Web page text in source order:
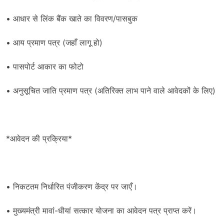
• आधार से लिंक बैंक खाते का विवरण/पासबुक
• आय प्रमाण पत्र (जहाँ लागू हो)
• पासपोर्ट आकार का फोटो
• अनुसूचित जाति प्रमाण पत्र (अतिरिक्त लाभ पाने वाले आवेदकों के लिए)
*आवेदन की प्रक्रिया*
• निकटतम निर्धारित पंजीकरण केंद्र पर जाएँ।
• मुख्यमंत्री मावां-धीयां सत्कार योजना का आवेदन पत्र प्राप्त करें।